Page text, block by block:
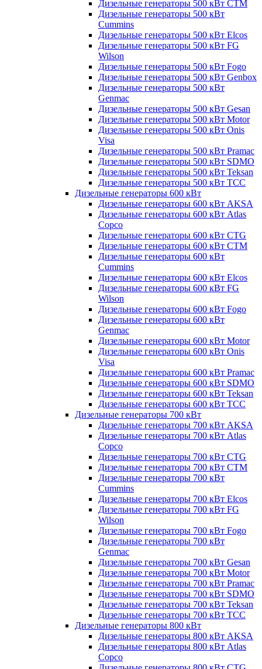
Дизельные генераторы 500 кВт CTM
Дизельные генераторы 500 кВт
Cummins
Дизельные генераторы 500 кВт Elcos
Дизельные генераторы 500 кВт FG
Wilson
Дизельные генераторы 500 кВт Fogo
Дизельные генераторы 500 кВт Genbox
Дизельные генераторы 500 кВт
Genmac
Дизельные генераторы 500 кВт Gesan
Дизельные генераторы 500 кВт Motor
Дизельные генераторы 500 кВт Onis
Visa
Дизельные генераторы 500 кВт Pramac
Дизельные генераторы 500 кВт SDMO
Дизельные генераторы 500 кВт Teksan
Дизельные генераторы 500 кВт ТСС
Дизельные генераторы 600 кВт
Дизельные генераторы 600 кВт AKSA
Дизельные генераторы 600 кВт Atlas
Copco
Дизельные генераторы 600 кВт CTG
Дизельные генераторы 600 кВт CTM
Дизельные генераторы 600 кВт
Cummins
Дизельные генераторы 600 кВт Elcos
Дизельные генераторы 600 кВт FG
Wilson
Дизельные генераторы 600 кВт Fogo
Дизельные генераторы 600 кВт
Genmac
Дизельные генераторы 600 кВт Motor
Дизельные генераторы 600 кВт Onis
Visa
Дизельные генераторы 600 кВт Pramac
Дизельные генераторы 600 кВт SDMO
Дизельные генераторы 600 кВт Teksan
Дизельные генераторы 600 кВт ТСС
Дизельные генераторы 700 кВт
Дизельные генераторы 700 кВт AKSA
Дизельные генераторы 700 кВт Atlas
Copco
Дизельные генераторы 700 кВт CTG
Дизельные генераторы 700 кВт CTM
Дизельные генераторы 700 кВт
Cummins
Дизельные генераторы 700 кВт Elcos
Дизельные генераторы 700 кВт FG
Wilson
Дизельные генераторы 700 кВт Fogo
Дизельные генераторы 700 кВт
Genmac
Дизельные генераторы 700 кВт Gesan
Дизельные генераторы 700 кВт Motor
Дизельные генераторы 700 кВт Pramac
Дизельные генераторы 700 кВт SDMO
Дизельные генераторы 700 кВт Teksan
Дизельные генераторы 700 кВт ТСС
Дизельные генераторы 800 кВт
Дизельные генераторы 800 кВт AKSA
Дизельные генераторы 800 кВт Atlas
Copco